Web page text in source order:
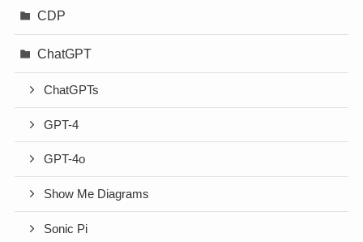
CDP
ChatGPT
ChatGPTs
GPT-4
GPT-4o
Show Me Diagrams
Sonic Pi